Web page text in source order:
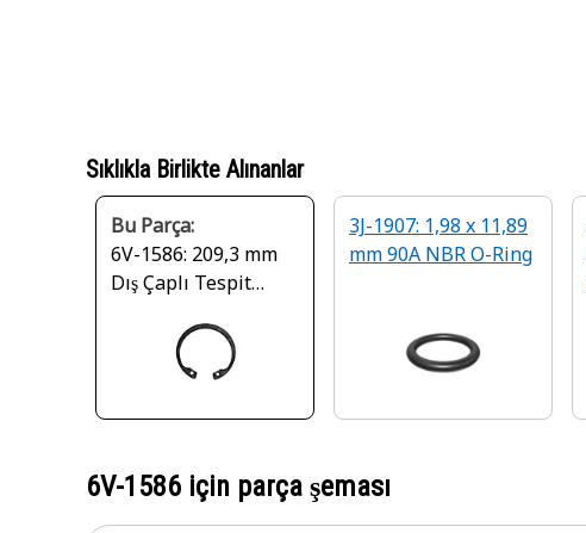
Sıklıkla Birlikte Alınanlar
Bu Parça:
6V-1586: 209,3 mm
Dış Çaplı Tespit
3J-1907: 1,98 x 11,89
mm 90A NBR O-Ring
6V-1586 için parça şeması